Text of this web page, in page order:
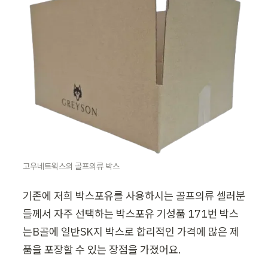
고우네트윅스의 골프의류 박스
기존에 저희 박스포유를 사용하시는 골프의류 셀러분
들께서 자주 선택하는 박스포유 기성품 171번 박스
는B골에 일반SK지 박스로 합리적인 가격에 많은 제
품을 포장할 수 있는 장점을 가졌어요.